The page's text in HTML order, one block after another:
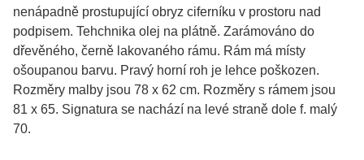
nenápadně prostupující obryz ciferníku v prostoru nad
podpisem. Tehchnika olej na plátně. Zarámováno do
dřevěného, černě lakovaného rámu. Rám má místy
ošoupanou barvu. Pravý horní roh je lehce poškozen.
Rozměry malby jsou 78 x 62 cm. Rozměry s rámem jsou
81 x 65. Signatura se nachází na levé straně dole f. malý
70.